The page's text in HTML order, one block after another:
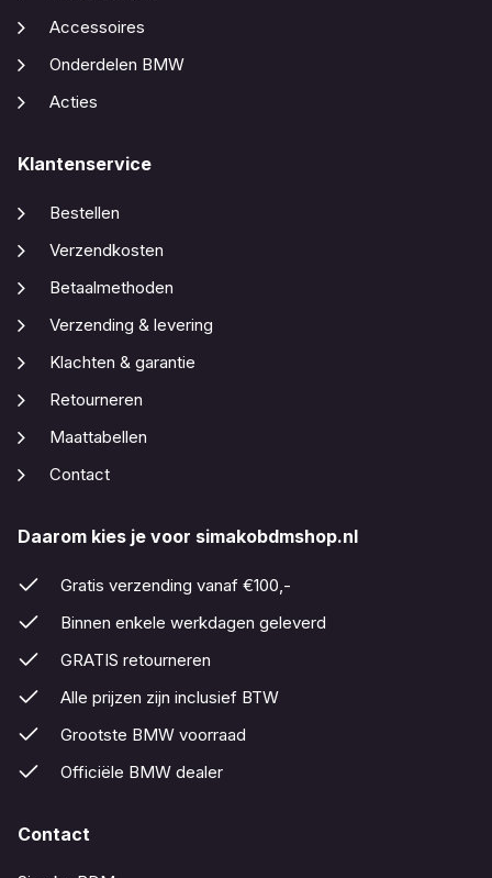
Accessoires
Onderdelen BMW
Acties
Klantenservice
Bestellen
Verzendkosten
Betaalmethoden
Verzending & levering
Klachten & garantie
Retourneren
Maattabellen
Contact
Daarom kies je voor simakobdmshop.nl
Gratis verzending vanaf €100,-
Binnen enkele werkdagen geleverd
GRATIS retourneren
Alle prijzen zijn inclusief BTW
Grootste BMW voorraad
Officiële BMW dealer
Contact